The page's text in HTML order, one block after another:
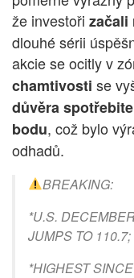
že investoři začali
dlouhé sérii
akcie se ocitly v
chamtivosti se
důvěra
bodu, což bylo
odhadů.
BREAKING:
*U.S.
JUMPS TO
*HIGHEST